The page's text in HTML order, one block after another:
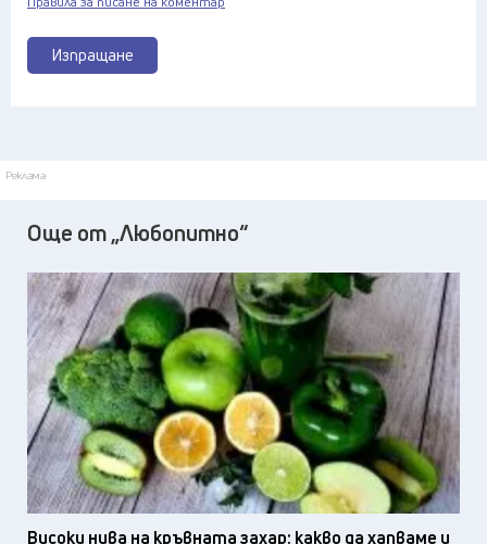
Изпращане
Реклама
Още от „Любопитно“
Високи нива на кръвната захар: какво да хапваме и